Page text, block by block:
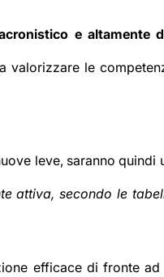
e altamente
valorizzare le
leve, saranno quindi
attiva, secondo le
efficace di fronte